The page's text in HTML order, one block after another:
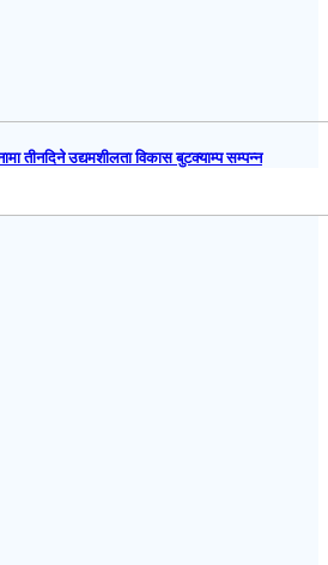
उद्यमशीलता विकास बुटक्याम्प सम्पन्न